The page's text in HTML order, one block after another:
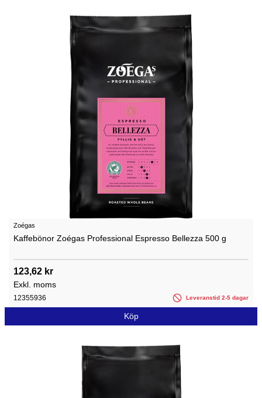
Zoégas
Kaffebönor Zoégas Professional Espresso Bellezza 500 g
123,62 kr
Exkl. moms
12355936 Leveranstid 2-5 dagar
Köp